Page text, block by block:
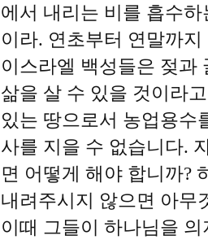
에서 내리는 비를 흡수
이라. 연초부터 연말까
이스라엘 백성들은 젖과
삶을 살 수 있을 것이라
있는 땅으로서 농업용수
사를 지을 수 없습니다.
면 어떻게 해야 합니까?
내려주시지 않으면 아무
이때 그들이 하나님을